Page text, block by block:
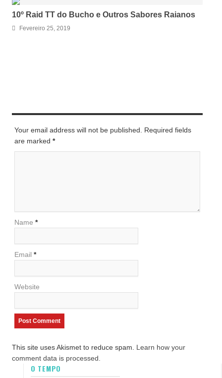
10º Raid TT do Bucho e Outros Sabores Raianos
Fevereiro 25, 2019
Your email address will not be published. Required fields
are marked *
Name *
Email *
Website
This site uses Akismet to reduce spam. Learn how your
comment data is processed.
O TEMPO